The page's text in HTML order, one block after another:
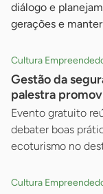
diálogo e
gerações e
Cultura
Gestão da
palestra
Evento gratuito
debater boas
ecoturismo no
Cultura